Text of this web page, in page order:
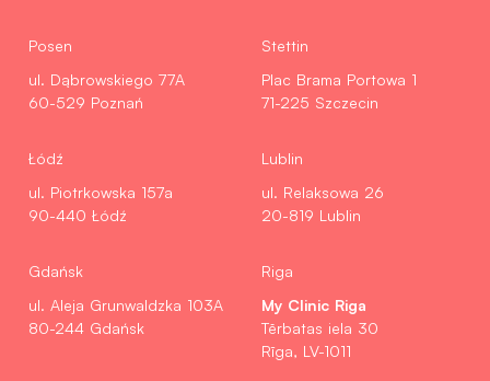
Posen
ul. Dąbrowskiego 77A
60-529 Poznań
Stettin
Plac Brama Portowa 1
71-225 Szczecin
Łódź
ul. Piotrkowska 157a
90-440 Łódź
Lublin
ul. Relaksowa 26
20-819 Lublin
Gdańsk
ul. Aleja Grunwaldzka 103A
80-244 Gdańsk
Riga
My Clinic Riga
Tērbatas iela 30
Rīga, LV-1011